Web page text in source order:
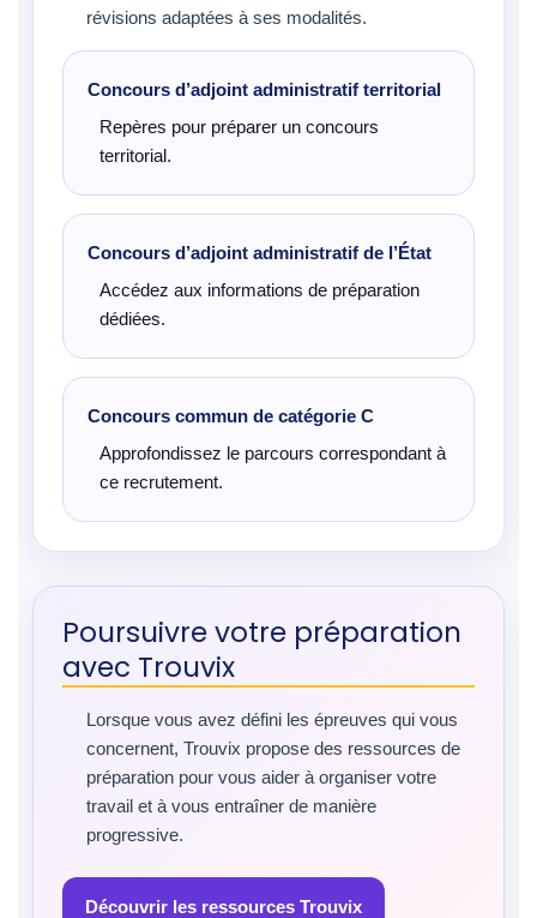
révisions adaptées à ses modalités.
Concours d’adjoint administratif territorial
Repères pour préparer un concours
territorial.
Concours d’adjoint administratif de l’État
Accédez aux informations de préparation
dédiées.
Concours commun de catégorie C
Approfondissez le parcours correspondant à
ce recrutement.
Poursuivre votre préparation
avec Trouvix
Lorsque vous avez défini les épreuves qui vous
concernent, Trouvix propose des ressources de
préparation pour vous aider à organiser votre
travail et à vous entraîner de manière
progressive.
Découvrir les ressources Trouvix